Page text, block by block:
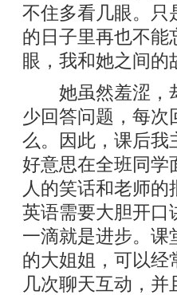
不住多看几眼。只
的日子里再也不能
眼，我和她之间的
她虽然羞涩，却
少回答问题，每次
么。因此，课后我
好意思在全班同学
人的笑话和老师
英语需要大胆开口
一滴就是进步。课
的大姐姐，可以经
几次聊天互动，